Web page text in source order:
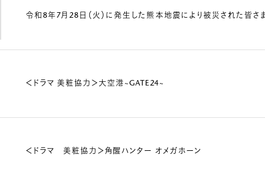
令和8年7月28日（火）に発生した熊本地震により被災された皆さ
＜ドラマ 美粧協力＞大空港~GATE24~
＜ドラマ 美粧協力＞角醒ハンター オメガホーン